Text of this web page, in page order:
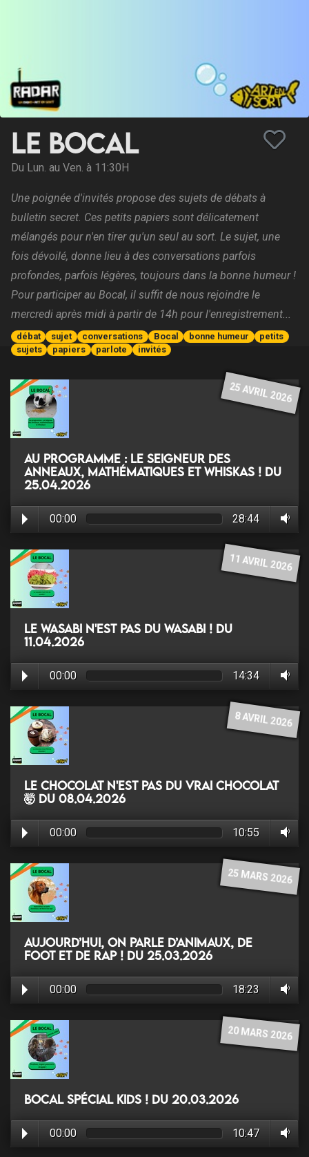
Le Bocal
Du Lun. au Ven. à 11:30H
Une poignée d'invités propose des sujets de débats à
bulletin secret. Ces petits papiers sont délicatement
mélangés pour n'en tirer qu'un seul au sort. Le sujet, une
fois dévoilé, donne lieu à des conversations parfois
profondes, parfois légères, toujours dans la bonne humeur !
Pour participer au Bocal, il suffit de nous rejoindre le
mercredi après midi à partir de 14h pour l'enregistrement...
débat sujet conversations Bocal bonne humeur
petits
sujets
papiers parlote invités
25 AVRIL 2026
Au programme : Le Seigneur des
Anneaux, mathématiques et Whiskas ! du
25.04.2026
00:00 28:44
11 AVRIL 2026
Le Wasabi n'est PAS du Wasabi ! du
11.04.2026
00:00 14:34
8 AVRIL 2026
Le chocolat N'EST PAS du vrai chocolat
🤯 du 08.04.2026
00:00 10:55
25 MARS 2026
Aujourd’hui, on parle d’animaux, de
foot et de rap ! du 25.03.2026
00:00 18:23
20 MARS 2026
Bocal spécial Kids ! du 20.03.2026
00:00 10:47